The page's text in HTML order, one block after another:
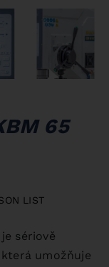
65
LIST
sériově
umožňuje